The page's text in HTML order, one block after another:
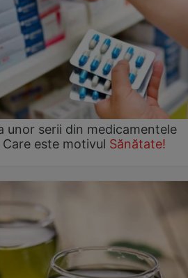
unor serii din medicamentele
este motivul Sănătate!